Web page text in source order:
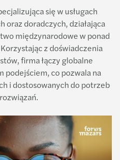
się w usługach
doradczych, działająca
międzynarodowe w ponad
z doświadczenia
firma łączy globalne
podejściem, co pozwala na
i dostosowanych do potrzeb